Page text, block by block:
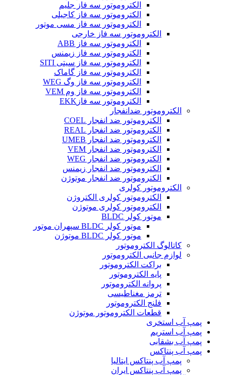
الکتروموتور سه فاز جلیم
الکتروموتور سه فاز کاجیلی
الکتروموتور سه فاز مسی موتور
الکتروموتور سه فاز خارجی
الکتروموتور سه فاز ABB
الکتروموتور سه فاز زیمنس
الکتروموتور سه فاز سیتی SITI
الکتروموتور سه فاز گاماک
الکتروموتور سه فاز وگ WEG
الکتروموتور سه فاز وم VEM
الکتروموتور سه فازEKK
الکتروموتور ضدانفجار
الکتروموتور ضد انفجار COEL
الکتروموتور ضد انفجار REAL
الکتروموتور ضد انفجار UMEB
الکتروموتور ضد انفجار VEM
الکتروموتور ضد انفجار WEG
الکتروموتور ضد انفجار زیمنس
الکتروموتور ضد انفجار موتوژن
الکتروموتور کولری
الکتروموتور کولری الکتروژن
الکتروموتور کولری موتوژن
موتور کولر BLDC
موتور کولر BLDC سپهران موتور
موتور کولر BLDC موتوژن
کاتالوگ الکتروموتور
لوازم جانبی الکتروموتور
براکت الکتروموتور
پایه الکتروموتور
پروانه الکتروموتور
ترمز مغناطیسی
فلنج الکتروموتور
قطعات الکتروموتور موتوژن
پمپ آب استخری
پمپ آب استریم
پمپ آب بشقابی
پمپ آب پنتاکس
پمپ آب پنتاکس ایتالیا
پمپ آب پنتاکس ایران